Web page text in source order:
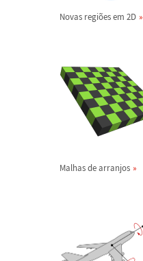
Novas regiões em 2D
Malhas de arranjos